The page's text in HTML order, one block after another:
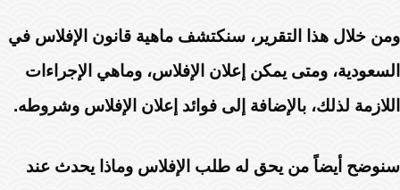
ومن خلال هذا التقرير، سنكتشف ماهية قانون الإفلاس في
السعودية، ومتى يمكن إعلان الإفلاس، وماهي الإجراءات
اللازمة لذلك، بالإضافة إلى فوائد إعلان الإفلاس وشروطه.
سنوضح أيضاً من يحق له طلب الإفلاس وماذا يحدث عند